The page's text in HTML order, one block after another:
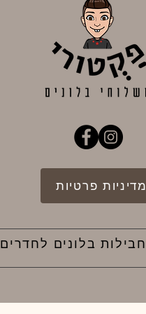
מדיניות פרטיות
חבילות בלונים לחדרים